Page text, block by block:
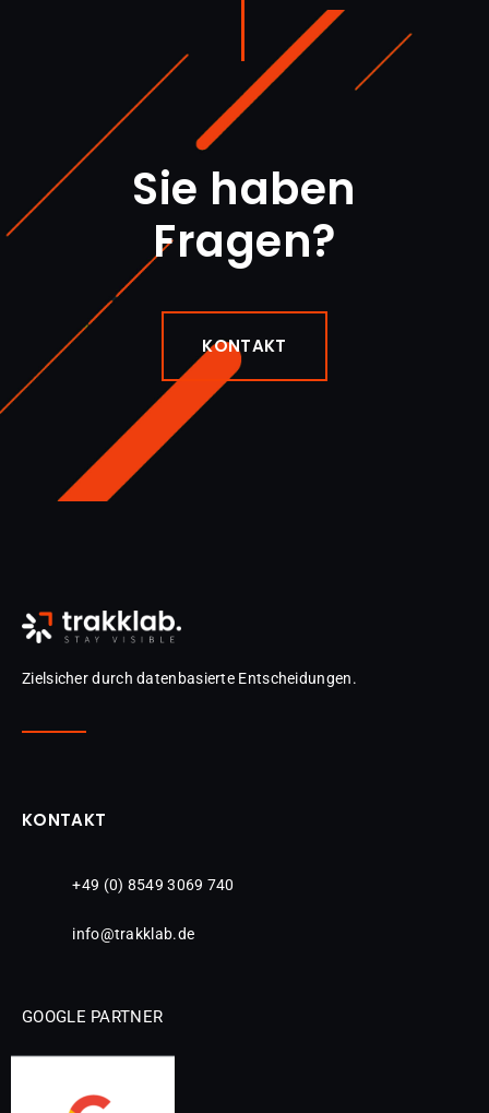
Sie haben
Fragen?
KONTAKT
Zielsicher durch datenbasierte Entscheidungen.
KONTAKT
+49 (0) 8549 3069 740
info@trakklab.de
GOOGLE PARTNER